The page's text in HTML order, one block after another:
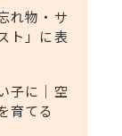
れ物・サ
ト」に表
子に｜空
育てる